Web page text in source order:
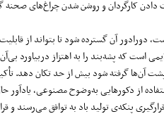
دادن کارگردان و روشن شدن چراغ‌های
آن گسترده شود تا بتواند از
است که پشه‌بند را به اهتزاز دربیاورد
آن‌ها گرفته شود بیش از حد تکان دهد.
از دکورهایی به‌وضوح مصنوعی،
پنکه‌ی تولید باد به توافق می‌رسند